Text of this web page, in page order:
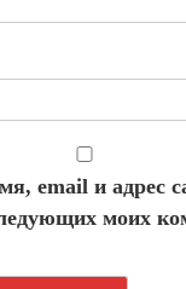
email и адрес
моих